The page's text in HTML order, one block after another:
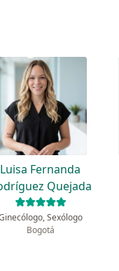
Luisa Fernanda
Quejada
Sexólogo
Bogotá